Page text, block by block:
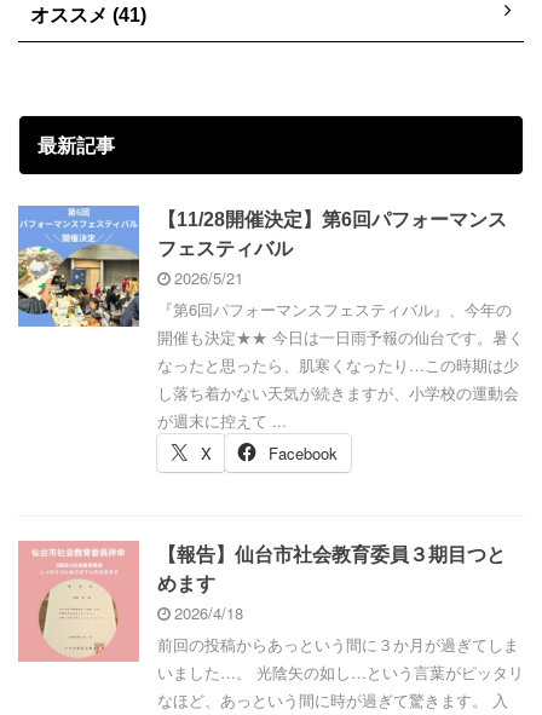
オススメ (41)
最新記事
【11/28開催決定】第6回パフォーマンス
フェスティバル
2026/5/21
『第6回パフォーマンスフェスティバル』、今年の
開催も決定★★ 今日は一日雨予報の仙台です。暑く
なったと思ったら、肌寒くなったり…この時期は少
し落ち着かない天気が続きますが、小学校の運動会
が週末に控えて ...
X
Facebook
【報告】仙台市社会教育委員３期目つと
めます
2026/4/18
前回の投稿からあっという間に３か月が過ぎてしま
いました…。 光陰矢の如し…という言葉がピッタリ
なほど、あっという間に時が過ぎて驚きます。 入